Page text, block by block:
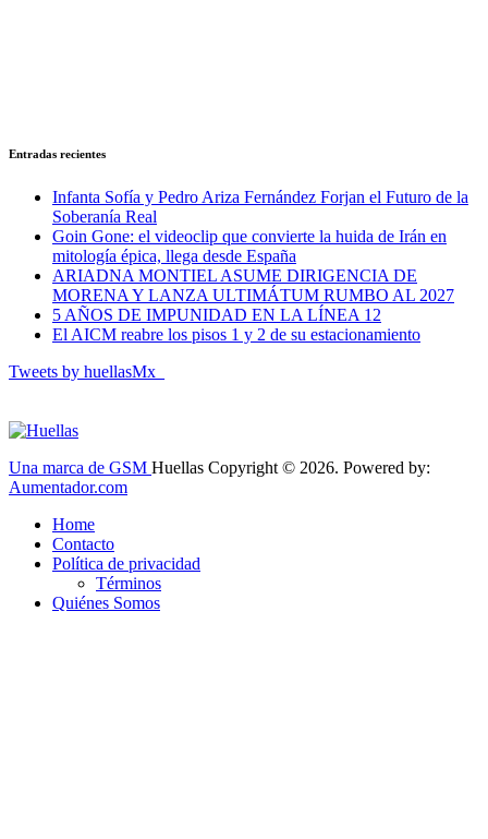
Entradas recientes
Infanta Sofía y Pedro Ariza Fernández Forjan el Futuro de la
Soberanía Real
Goin Gone: el videoclip que convierte la huida de Irán en
mitología épica, llega desde España
ARIADNA MONTIEL ASUME DIRIGENCIA DE
MORENA Y LANZA ULTIMÁTUM RUMBO AL 2027
5 AÑOS DE IMPUNIDAD EN LA LÍNEA 12
El AICM reabre los pisos 1 y 2 de su estacionamiento
Tweets by huellasMx_
Una marca de GSM Huellas Copyright © 2026. Powered by:
Aumentador.com
Home
Contacto
Política de privacidad
Términos
Quiénes Somos